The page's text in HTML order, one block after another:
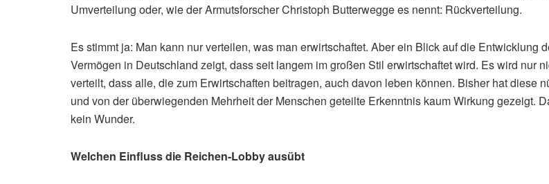
Umverteilung oder, wie der Armutsforscher Christoph Butterwegge es nennt: Rückverteilung.
Es stimmt ja: Man kann nur verteilen, was man erwirtschaftet. Aber ein Blick auf die Entwicklung
Vermögen in Deutschland zeigt, dass seit langem im großen Stil erwirtschaftet wird. Es wird nur
verteilt, dass alle, die zum Erwirtschaften beitragen, auch davon leben können. Bisher hat diese
und von der überwiegenden Mehrheit der Menschen geteilte Erkenntnis kaum Wirkung gezeigt.
kein Wunder.
Welchen Einfluss die Reichen-Lobby ausübt